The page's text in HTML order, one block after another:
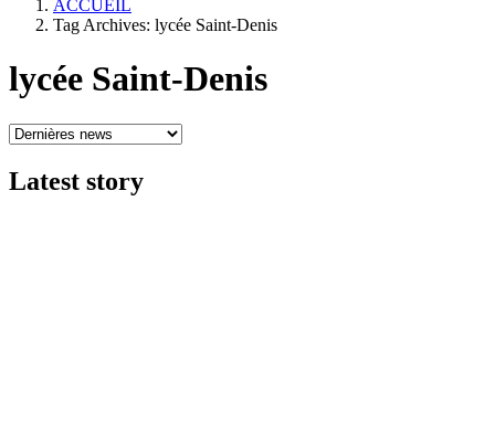
ACCUEIL
Tag Archives: lycée Saint-Denis
lycée Saint-Denis
Latest story